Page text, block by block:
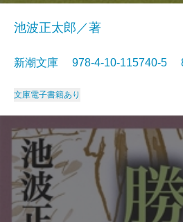
池波正太郎／著
新潮文庫 978-4-10-115740-5
文庫電子書籍あり